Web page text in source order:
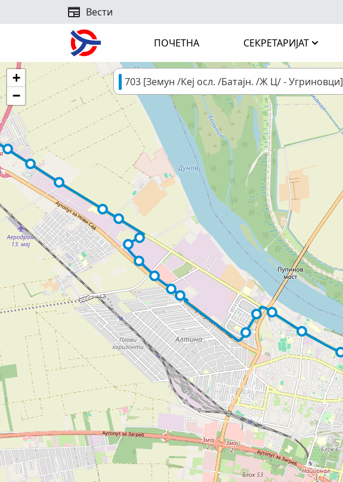
newspaper Вести
ПОЧЕТНА СЕКРЕТАРИЈАТ
+
−
703 [Земун /Кеј осл. /Батајн. /Ж Ц/ - Угриновци]